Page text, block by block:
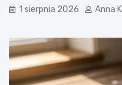
1 sierpnia 2026 Anna